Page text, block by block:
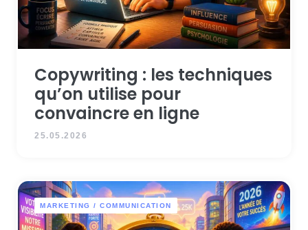
Copywriting : les techniques
qu’on utilise pour
convaincre en ligne
25.05.2026
MARKETING / COMMUNICATION